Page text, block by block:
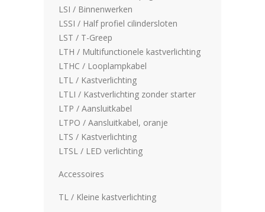
LSI / Binnenwerken
LSSI / Half profiel cilindersloten
LST / T-Greep
LTH / Multifunctionele kastverlichting
LTHC / Looplampkabel
LTL / Kastverlichting
LTLI / Kastverlichting zonder starter
LTP / Aansluitkabel
LTPO / Aansluitkabel, oranje
LTS / Kastverlichting
LTSL / LED verlichting
Accessoires
TL / Kleine kastverlichting